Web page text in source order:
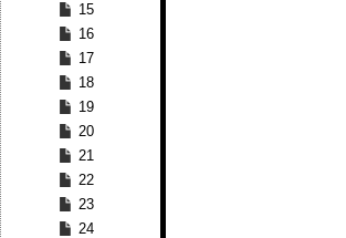
15
16
17
18
19
20
21
22
23
24